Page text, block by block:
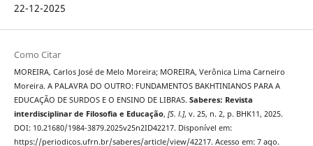
22-12-2025
Como Citar
MOREIRA, Carlos José de Melo Moreira; MOREIRA, Verônica Lima Carneiro
Moreira. A PALAVRA DO OUTRO: FUNDAMENTOS BAKHTINIANOS PARA A
EDUCAÇÃO DE SURDOS E O ENSINO DE LIBRAS. Saberes: Revista
interdisciplinar de Filosofia e Educação, [S. l.], v. 25, n. 2, p. BHK11, 2025.
DOI: 10.21680/1984-3879.2025v25n2ID42217. Disponível em:
https://periodicos.ufrn.br/saberes/article/view/42217. Acesso em: 7 ago.